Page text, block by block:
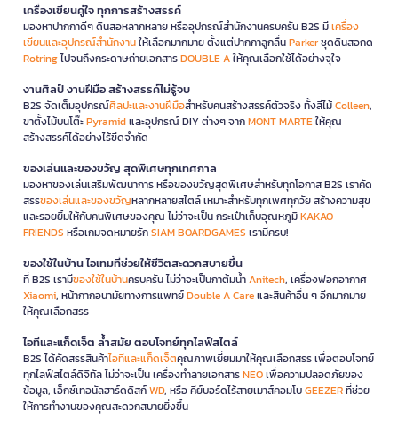
เครื่องเขียนคู่ใจ ทุกการสร้างสรรค์
มองหาปากกาดีๆ ดินสอหลากหลาย หรืออุปกรณ์สำนักงานครบครัน B2S มีเครื่อง
เขียนและอุปกรณ์สำนักงานให้เลือกมากมาย ตั้งแต่ปากกาลูกลื่นParkerชุดดินสอกด
Rotringไปจนถึงกระดาษถ่ายเอกสารDOUBLE Aให้คุณเลือกใช้ได้อย่างจุใจ
งานศิลป์ งานฝีมือ สร้างสรรค์ไม่รู้จบ
B2S จัดเต็มอุปกรณ์ศิลปะและงานฝีมือสำหรับคนสร้างสรรค์ตัวจริง ทั้งสีไม้Colleen,
ขาตั้งไม้บนโต๊ะPyramidและอุปกรณ์ DIY ต่างๆ จากMONT MARTEให้คุณ
สร้างสรรค์ได้อย่างไร้ขีดจำกัด
ของเล่นและของขวัญ สุดพิเศษทุกเทศกาล
มองหาของเล่นเสริมพัฒนาการ หรือของขวัญสุดพิเศษสำหรับทุกโอกาส B2S เราคัด
สรรของเล่นและของขวัญหลากหลายสไตล์ เหมาะสำหรับทุกเพศทุกวัย สร้างความสุข
และรอยยิ้มให้กับคนพิเศษของคุณ ไม่ว่าจะเป็น กระเป๋าเก็บอุณหภูมิKAKAO
FRIENDS หรือเกมจดหมายรักSIAM BOARDGAMES เรามีครบ!
ของใช้ในบ้าน ไอเทมที่ช่วยให้ชีวิตสะดวกสบายขึ้น
ที่ B2S เรามีของใช้ในบ้านครบครัน ไม่ว่าจะเป็นกาต้มน้ำAnitech, เครื่องฟอกอากาศ
Xiaomi, หน้ากากอนามัยทางการแพทย์Double A Careและสินค้าอื่น ๆ อีกมากมาย
ให้คุณเลือกสรร
ไอทีและแก็ดเจ็ต ล้ำสมัย ตอบโจทย์ทุกไลฟ์สไตล์
B2S ได้คัดสรรสินค้าไอทีและแก็ดเจ็ตคุณภาพเยี่ยมมาให้คุณเลือกสรร เพื่อตอบโจทย์
ทุกไลฟ์สไตล์ดิจิทัล ไม่ว่าจะเป็น เครื่องทำลายเอกสารNEOเพื่อความปลอดภัยของ
ข้อมูล, เอ็กซ์เทอนัลฮาร์ดดิสก์WD, หรือ คีย์บอร์ดไร้สายเมาส์คอมโบGEEZERที่ช่วย
ให้การทำงานของคุณสะดวกสบายยิ่งขึ้น